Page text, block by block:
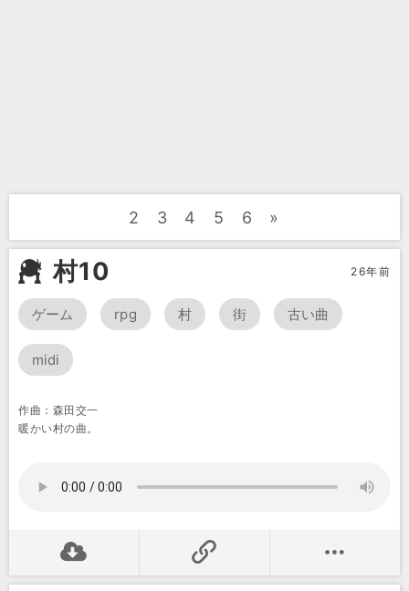
2 3 4 5 6 »
村10 26年前
ゲーム rpg 村 街 古い曲
midi
作曲：森田交一
暖かい村の曲。